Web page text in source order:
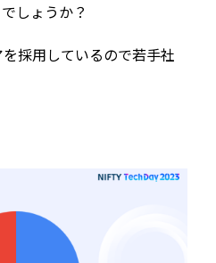
しょうか？
採用しているので若手社